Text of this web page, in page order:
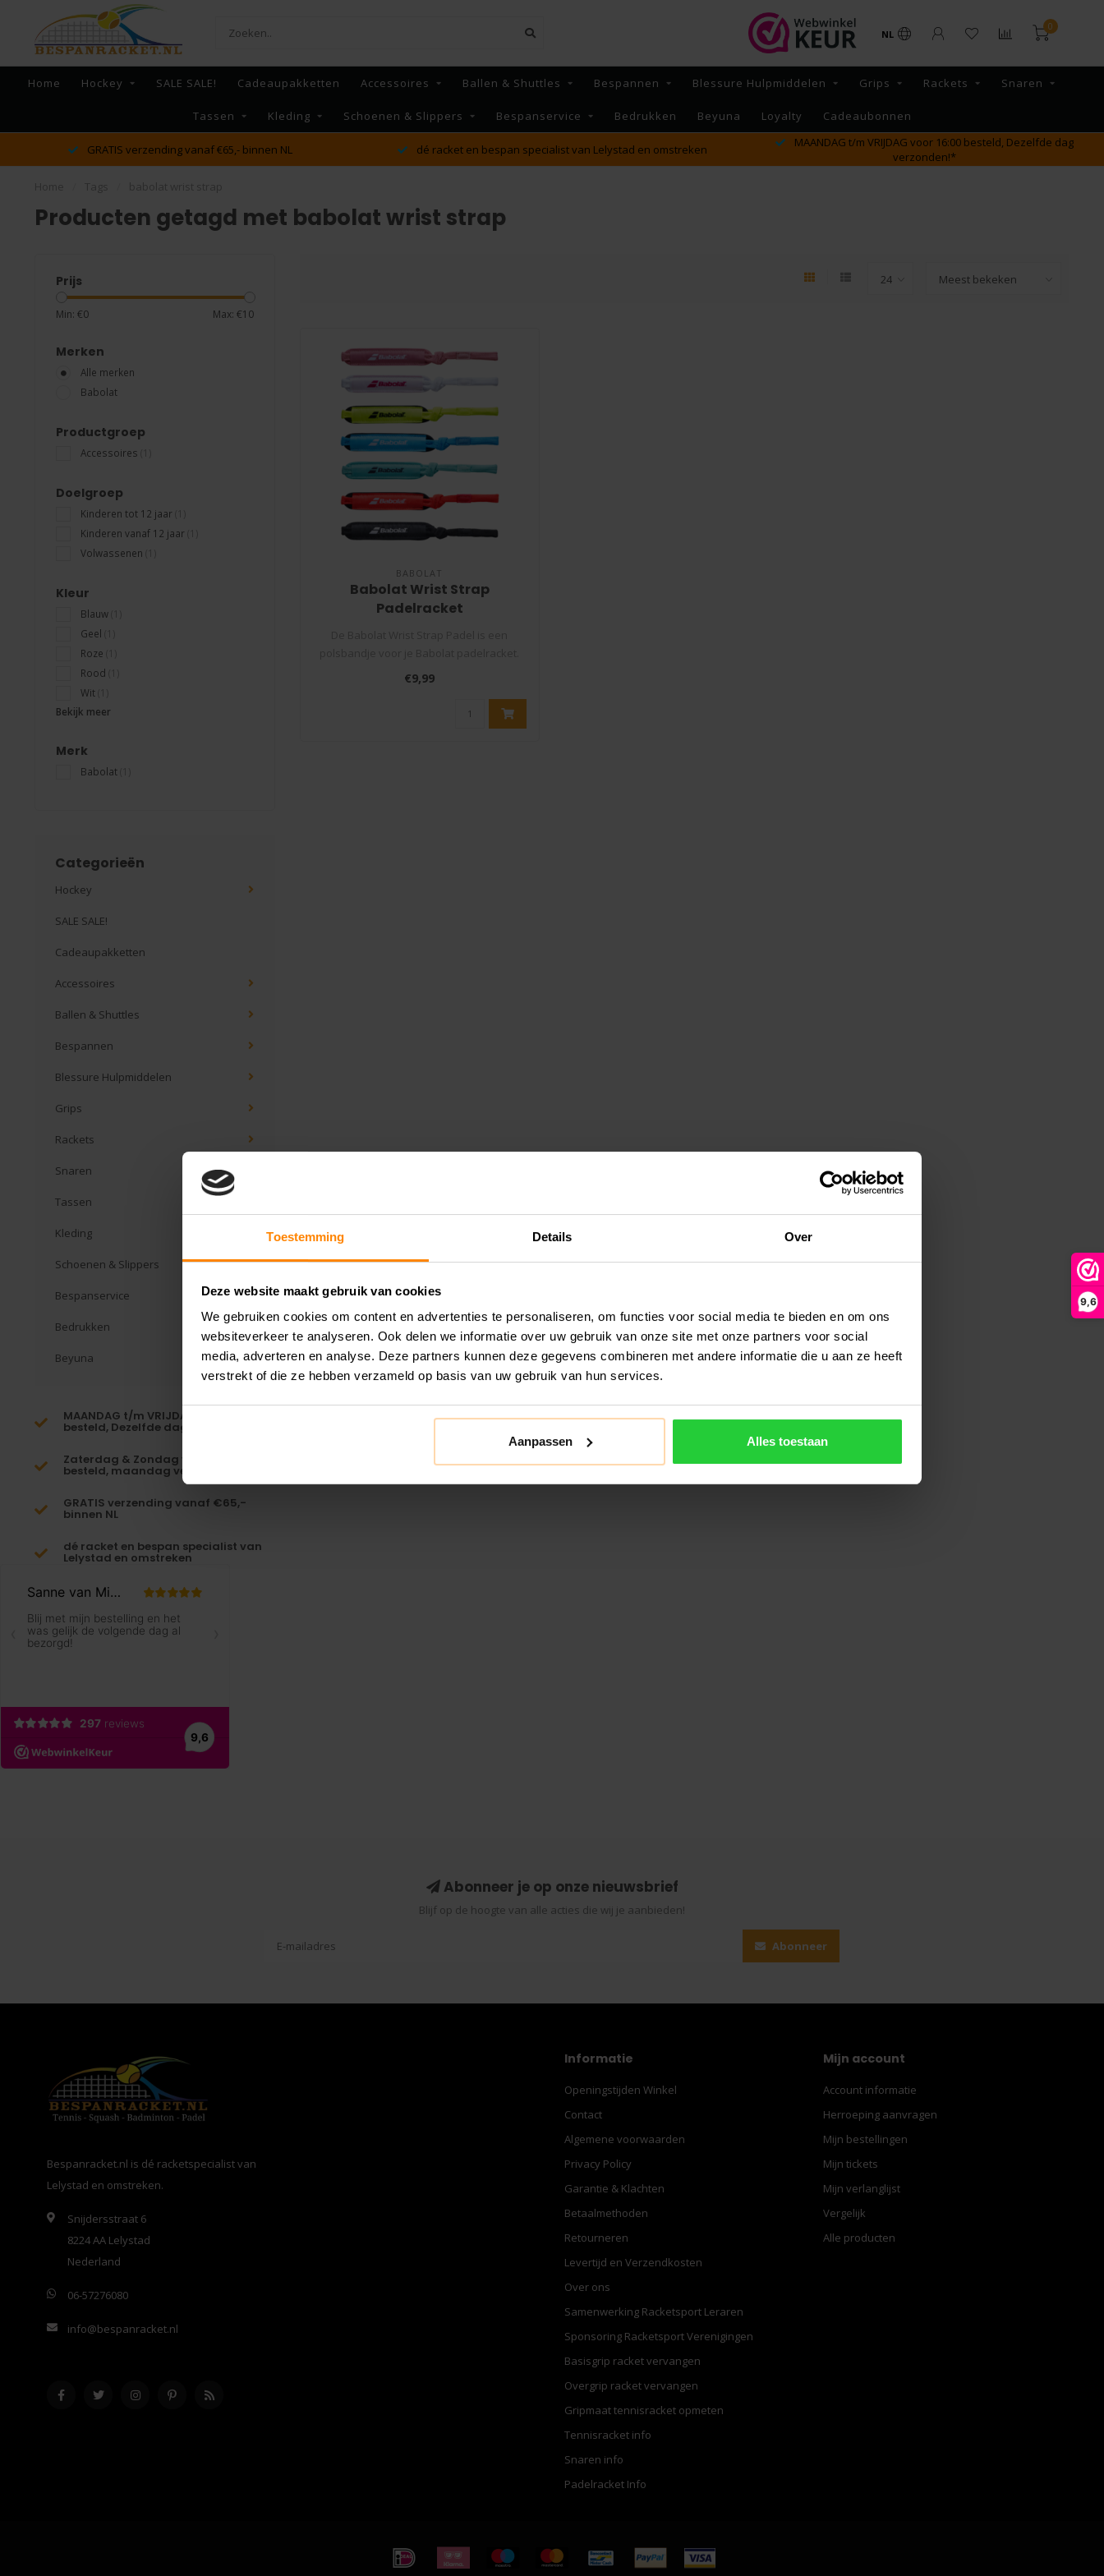
Toestemming Details Over
Deze website maakt gebruik van cookies
We gebruiken cookies om content en advertenties te personaliseren, om functies voor social media te bieden en om ons
websiteverkeer te analyseren. Ook delen we informatie over uw gebruik van onze site met onze partners voor social
media, adverteren en analyse. Deze partners kunnen deze gegevens combineren met andere informatie die u aan ze heeft
verstrekt of die ze hebben verzameld op basis van uw gebruik van hun services.
Aanpassen Alles toestaan
9,6
NL
0
Home Hockey SALE SALE! Cadeaupakketten Accessoires Ballen & Shuttles Bespannen Blessure Hulpmiddelen Grips Rackets Snaren
Tassen Kleding Schoenen & Slippers Bespanservice Bedrukken Beyuna Loyalty Cadeaubonnen
GRATIS verzending vanaf €65,- binnen NL dé racket en bespan specialist van Lelystad en omstreken
MAANDAG t/m VRIJDAG voor 16:00 besteld, Dezelfde dag
verzonden!*
Producten getagd met babolat wrist strap
Prijs
Min: €0 Max: €10
Merken
Alle merken
Babolat
Productgroep
Accessoires
Doelgroep
Kinderen tot 12 jaar
Kinderen vanaf 12 jaar
Volwassenen
Kleur
Blauw
Geel
Roze
Rood
Wit
Bekijk meer
Merk
Babolat
Categorieën
Hockey
SALE SALE!
Cadeaupakketten
Accessoires
Ballen & Shuttles
Bespannen
Blessure Hulpmiddelen
Grips
Rackets
Snaren
Tassen
Kleding
Schoenen & Slippers
Bespanservice
Bedrukken
Beyuna
MAANDAG t/m VRIJDAG voor 16:00
besteld, Dezelfde dag verzonden!*
Zaterdag & Zondag voor 23:59
besteld, maandag verzonden!
GRATIS verzending vanaf €65,-
binnen NL
dé racket en bespan specialist van
Lelystad en omstreken
BABOLAT
Babolat Wrist Strap
Padelracket
Verv..
€9,99
Abonneer je op onze nieuwsbrief
Blijf op de hoogte van alle acties die wij je aanbieden!
Abonneer
Bespanracket.nl is dé racketspecialist van
Lelystad en omstreken.
Snijdersstraat 6
8224 AA Lelystad
Nederland
06-57276080
info@bespanracket.nl
Informatie
Openingstijden Winkel
Contact
Algemene voorwaarden
Privacy Policy
Garantie & Klachten
Betaalmethoden
Retourneren
Levertijd en Verzendkosten
Over ons
Samenwerking Racketsport Leraren
Sponsoring Racketsport Verenigingen
Basisgrip racket vervangen
Overgrip racket vervangen
Gripmaat tennisracket opmeten
Tennisracket info
Snaren info
Padelracket Info
Mijn account
Account informatie
Herroeping aanvragen
Mijn bestellingen
Mijn tickets
Mijn verlanglijst
Vergelijk
Alle producten